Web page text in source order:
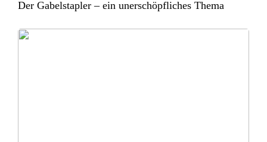
Der Gabelstapler – ein unerschöpfliches Thema